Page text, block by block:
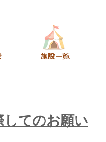
​施設一覧
してのお願い